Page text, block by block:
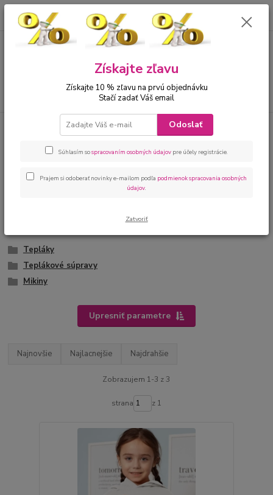
00421 905 612848 za0 €
Dievčatá 2 - 16 Teplákové súpravy mikiny
Detské teplákové súpravy a
mikiny
Tepláky
Teplákové súpravy
Mikiny
Upresniť parametre
Najnovšie Najlacnejšie Najdrahšie
Zobrazujem 1-3 z 3
strana z 1
Získajte zľavu
Získajte 10 % zľavu na prvú objednávku
Stačí zadať Váš email
Odoslať
Súhlasím sospracovaním osobných údajov pre účely registrácie.
Prajem si odoberať novinky e-mailom podľa podmienok spracovania osobných
údajov.
Zatvoriť